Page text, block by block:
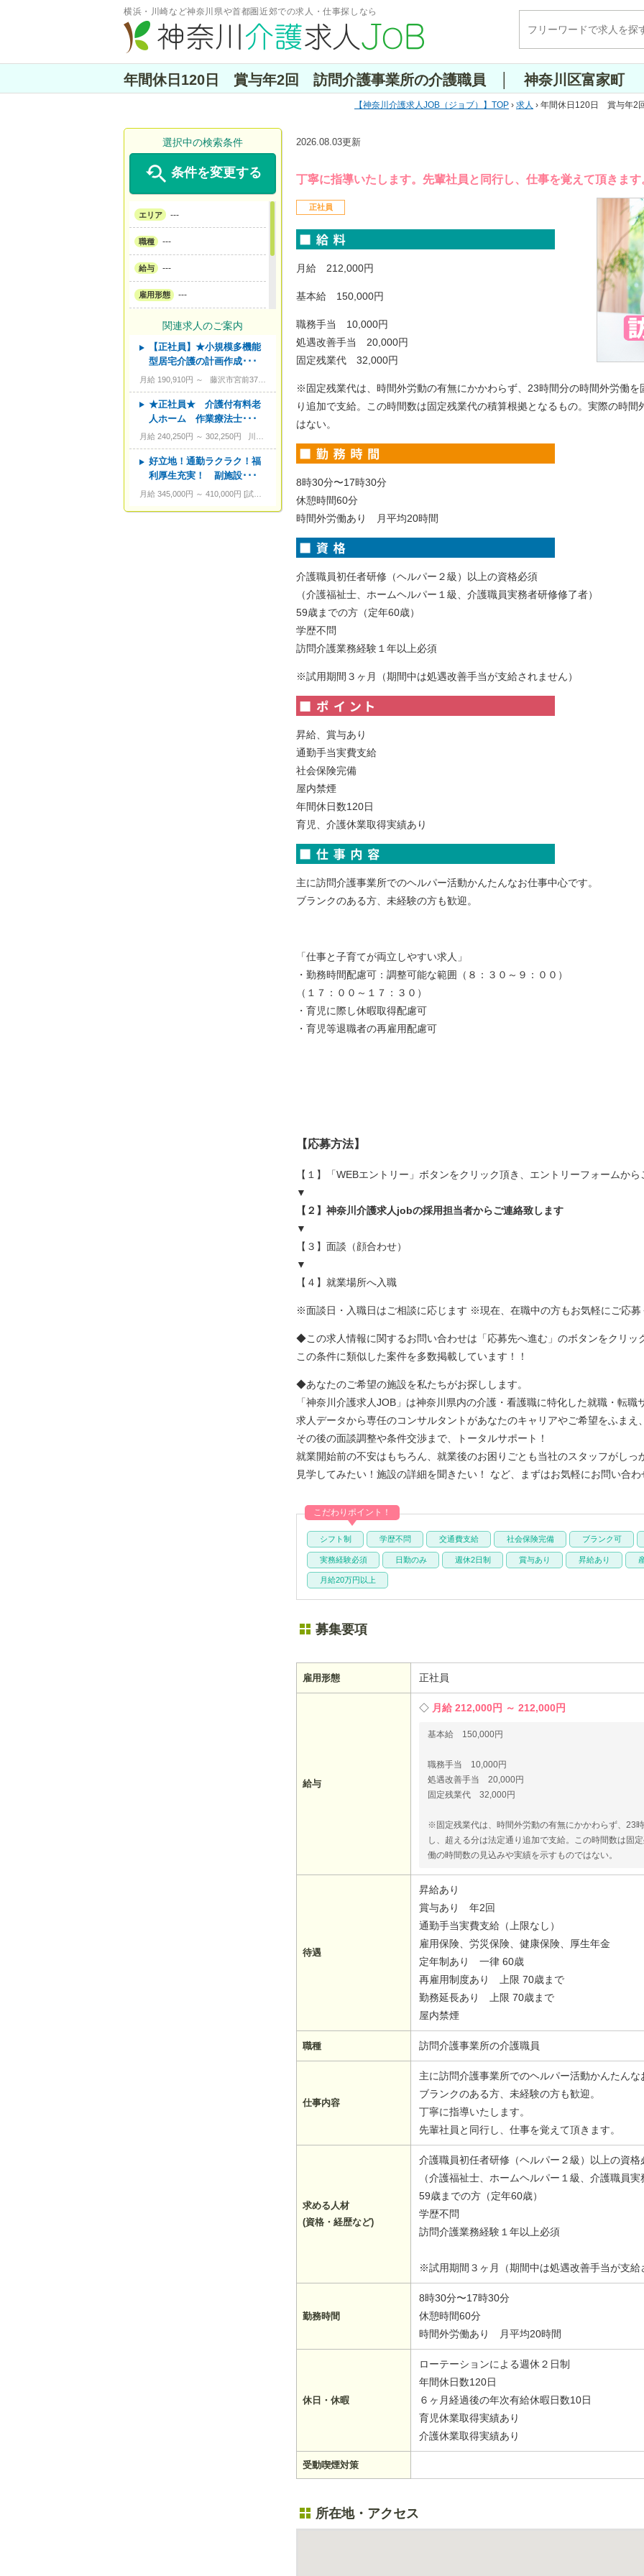
横浜・川崎など神奈川県や首都圏近郊での求人・仕事探しなら
年間休日120日 賞与年2回 訪問介護事業所の介護職員 │ 神奈川区富家町
神奈川介護求人JOB（ジョブ） TOP › 求人 › 年間休日120日 賞与年
2026.08.03更新
丁寧に指導いたします。先輩社員と同行し、仕事を覚えて頂きます
正社員
月給 212,000円
基本給 150,000円
職務手当 10,000円
処遇改善手当 20,000円
固定残業代 32,000円
※固定残業代は、時間外労動の有無にかかわらず、23時間分の時間外労働
り追加で支給。この時間数は固定残業代の積算根拠となるもの。実際の時
はない。
8時30分〜17時30分
休憩時間60分
時間外労働あり 月平均20時間
介護職員初任者研修（ヘルパー２級）以上の資格必須
（介護福祉士、ホームヘルパー１級、介護職員実務者研修修了者）
59歳までの方（定年60歳）
学歴不問
訪問介護業務経験１年以上必須
※試用期間３ヶ月（期間中は処遇改善手当が支給されません）
昇給、賞与あり
通勤手当実費支給
社会保険完備
屋内禁煙
年間休日数120日
育児、介護休業取得実績あり
主に訪問介護事業所でのヘルパー活動かんたんなお仕事中心です。
ブランクのある方、未経験の方も歓迎。
「仕事と子育てが両立しやすい求人」
・勤務時間配慮可：調整可能な範囲（８：３０～９：００）
（１７：００～１７：３０）
・育児に際し休暇取得配慮可
・育児等退職者の再雇用配慮可
【応募方法】
【１】「WEBエントリー」ボタンをクリック頂き、エントリーフォームか
▼
【２】神奈川介護求人jobの採用担当者からご連絡致します
▼
【３】面談（顔合わせ）
▼
【４】就業場所へ入職
※面談日・入職日はご相談に応じます ※現在、在職中の方もお気軽にご応募
◆この求人情報に関するお問い合わせは「応募先へ進む」のボタンをクリッ
この条件に類似した案件を多数掲載しています！！
◆あなたのご希望の施設を私たちがお探しします。
「神奈川介護求人JOB」は神奈川県内の介護・看護職に特化した就職・転
求人データから専任のコンサルタントがあなたのキャリアやご希望をふまえ
その後の面談調整や条件交渉まで、トータルサポート！
就業開始前の不安はもちろん、就業後のお困りごとも当社のスタッフがしっ
見学してみたい！施設の詳細を聞きたい！ など、まずはお気軽にお問い合わ
シフト制 学歴不問 交通費支給 社会保険完備 ブランク可
実務経験必須 日勤のみ 週休2日制 賞与あり 昇給あり
月給20万円以上
こだわりポイント！
募集要項
雇用形態 正社員
給与
月給 212,000円 ～ 212,000円
基本給 150,000円
職務手当 10,000円
処遇改善手当 20,000円
固定残業代 32,000円
※固定残業代は、時間外労動の有無にかかわらず、23
し、超える分は法定通り追加で支給。この時間数は固
働の時間数の見込みや実績を示すものではない。
待遇
昇給あり
賞与あり 年2回
通勤手当実費支給（上限なし）
雇用保険、労災保険、健康保険、厚生年金
定年制あり 一律 60歳
再雇用制度あり 上限 70歳まで
勤務延長あり 上限 70歳まで
屋内禁煙
職種 訪問介護事業所の介護職員
仕事内容
主に訪問介護事業所でのヘルパー活動かんたんな
ブランクのある方、未経験の方も歓迎。
丁寧に指導いたします。
先輩社員と同行し、仕事を覚えて頂きます。
求める人材
(資格・経歴など)
介護職員初任者研修（ヘルパー２級）以上の資格
（介護福祉士、ホームヘルパー１級、介護職員実
59歳までの方（定年60歳）
学歴不問
訪問介護業務経験１年以上必須
※試用期間３ヶ月（期間中は処遇改善手当が支給
勤務時間
8時30分〜17時30分
休憩時間60分
時間外労働あり 月平均20時間
休日・休暇
ローテーションによる週休２日制
年間休日数120日
６ヶ月経過後の年次有給休暇日数10日
育児休業取得実績あり
介護休業取得実績あり
受動喫煙対策
所在地・アクセス
選択中の検索条件
 条件を変更する
エリア ---
職種 ---
給与 ---
雇用形態 ---
サービス形態 ---
資格 ---
こだわり条件
キーワード ---
関連求人のご案内
【正社員】★小規模多機能
型居宅介護の計画作成･･･
月給 190,910円 ～ 藤沢市宮前371-6
★正社員★ 介護付有料老
人ホーム 作業療法士･･･
月給 240,250円 ～ 302,250円
好立地！通勤ラクラク！福
利厚生充実！ 副施設･･･
月給 345,000円 ～ 410,000円 試用期間あり。3カ月～4カ月。